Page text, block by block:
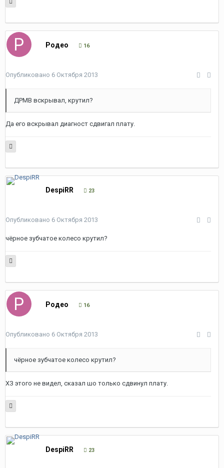
Родео 16
Опубликовано 6 Октября 2013
ДРМВ вскрывал, крутил?
Да его вскрывал диагност сдвигал плату.
DespiRR 23
Опубликовано 6 Октября 2013
чёрное зубчатое колесо крутил?
Родео 16
Опубликовано 6 Октября 2013
чёрное зубчатое колесо крутил?
ХЗ этого не видел, сказал шо только сдвинул плату.
DespiRR 23